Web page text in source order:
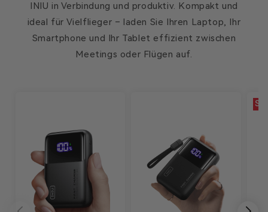
INIU in Verbindung und produktiv. Kompakt und
ideal für Vielflieger – laden Sie Ihren Laptop, Ihr
Smartphone und Ihr Tablet effizient zwischen
Meetings oder Flügen auf.